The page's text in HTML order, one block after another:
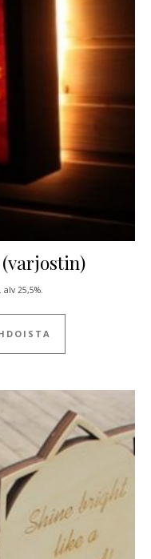
140,00 € - 150,00 €
alv 25,5%.
Tällä tuotteella